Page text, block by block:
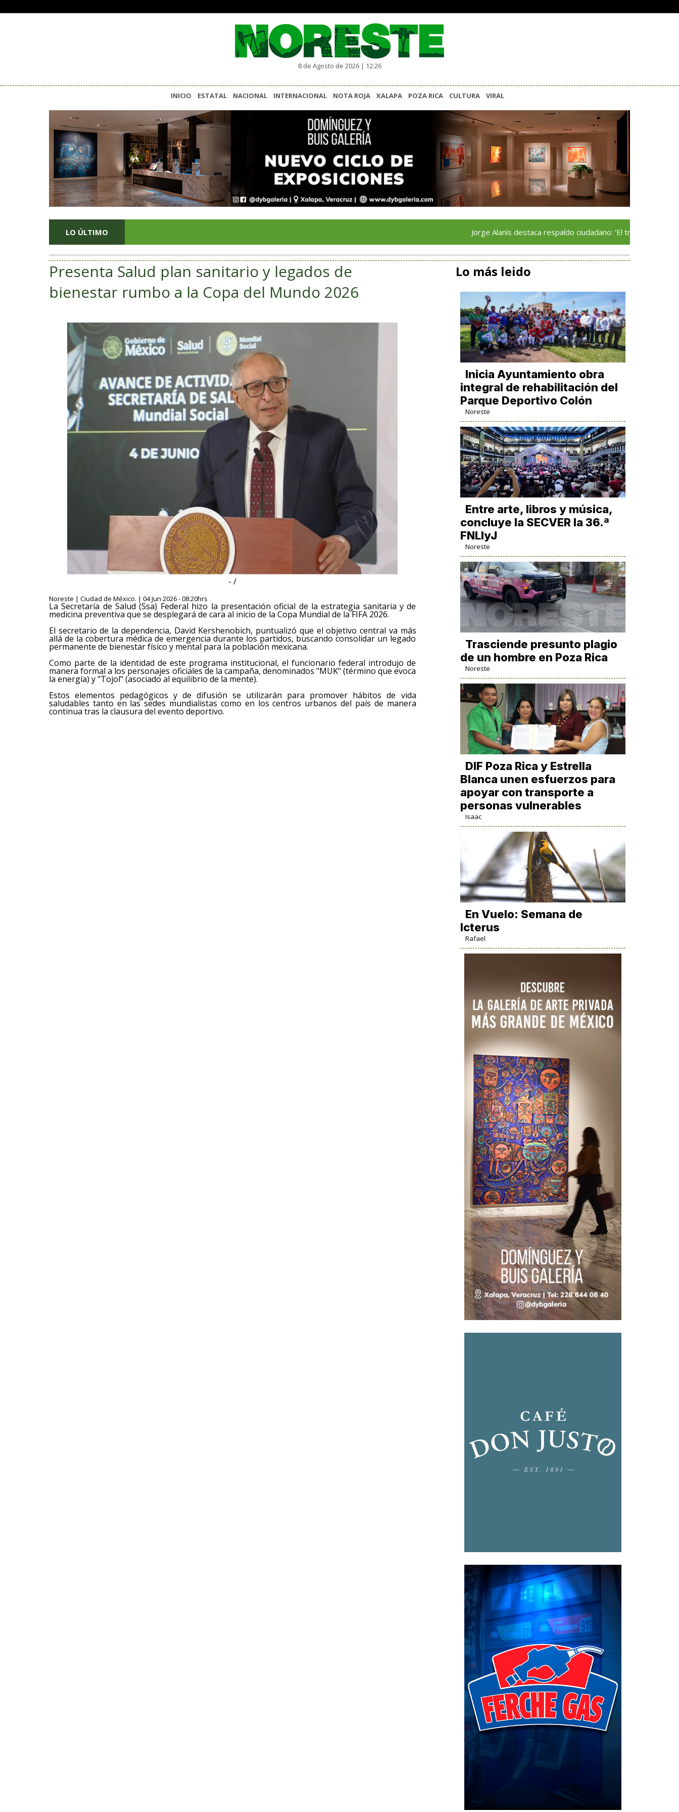
8 de Agosto de 2026 | 12:26
INICIO ESTATAL NACIONAL INTERNACIONAL NOTA ROJA XALAPA POZA RICA CULTURA VIRAL
LO ÚLTIMO Jorge Alanís destaca respaldo ciudadano: 'El trabajo que realizamos
Presenta Salud plan sanitario y legados de
bienestar rumbo a la Copa del Mundo 2026
- /
Noreste | Ciudad de México. | 04 Jun 2026 - 08:20hrs
La Secretaría de Salud (Ssa) Federal hizo la presentación oficial de la estrategia sanitaria y de
medicina preventiva que se desplegará de cara al inicio de la Copa Mundial de la FIFA 2026.
El secretario de la dependencia, David Kershenobich, puntualizó que el objetivo central va más
allá de la cobertura médica de emergencia durante los partidos, buscando consolidar un legado
permanente de bienestar físico y mental para la población mexicana.
Como parte de la identidad de este programa institucional, el funcionario federal introdujo de
manera formal a los personajes oficiales de la campaña, denominados "MUK" (término que evoca
la energía) y "Tojol" (asociado al equilibrio de la mente).
Estos elementos pedagógicos y de difusión se utilizarán para promover hábitos de vida
saludables tanto en las sedes mundialistas como en los centros urbanos del país de manera
continua tras la clausura del evento deportivo.
Lo más leido
Inicia Ayuntamiento obra
integral de rehabilitación del
Parque Deportivo Colón
Noreste
Entre arte, libros y música,
concluye la SECVER la 36.ª
FNLIyJ
Noreste
Trasciende presunto plagio
de un hombre en Poza Rica
Noreste
DIF Poza Rica y Estrella
Blanca unen esfuerzos para
apoyar con transporte a
personas vulnerables
Isaac
En Vuelo: Semana de
Icterus
Rafael